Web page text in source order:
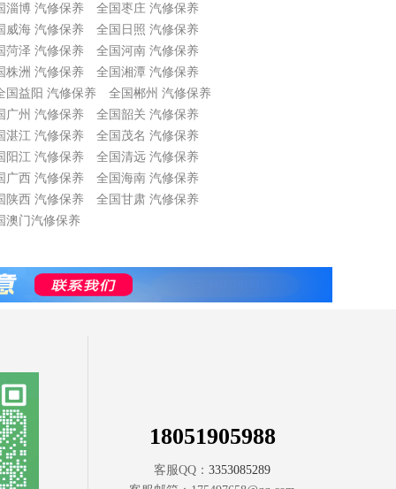
淄博 汽修保养
全国枣庄 汽修保养
威海 汽修保养
全国日照 汽修保养
菏泽 汽修保养
全国河南 汽修保养
株洲 汽修保养
全国湘潭 汽修保养
国益阳 汽修保养
全国郴州 汽修保养
广州 汽修保养
全国韶关 汽修保养
湛江 汽修保养
全国茂名 汽修保养
阳江 汽修保养
全国清远 汽修保养
广西 汽修保养
全国海南 汽修保养
陕西 汽修保养
全国甘肃 汽修保养
澳门汽修保养
18051905988
客服QQ： 3353085289